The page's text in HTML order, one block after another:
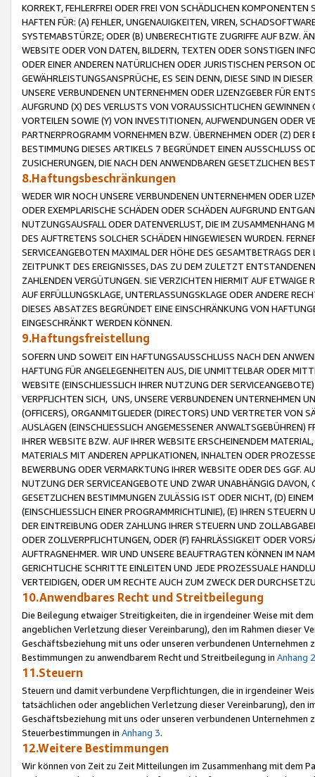
KORREKT, FEHLERFREI ODER FREI VON SCHÄDLICHEN
HAFTEN FÜR: (A) FEHLER, UNGENAUIGKEITEN, VIREN,
SYSTEMABSTÜRZE; ODER (B) UNBERECHTIGTE ZUGRIFFE AUF BZW.
WEBSITE ODER VON DATEN, BILDERN, TEXTEN ODER SONSTIGEN
ODER EINER ANDEREN NATÜRLICHEN ODER JURISTISCHEN PERSON
GEWÄHRLEISTUNGSANSPRÜCHE, ES SEIN DENN, DIESE SIND IN
UNSERE VERBUNDENEN UNTERNEHMEN ODER LIZENZGEBER FÜR
AUFGRUND (X) DES VERLUSTS VON VORAUSSICHTLICHEN
VORTEILEN SOWIE (Y) VON INVESTITIONEN, AUFWENDUNGEN ODER
PARTNERPROGRAMM VORNEHMEN BZW. ÜBERNEHMEN ODER (Z)
BESTIMMUNG DIESES ARTIKELS 7 BEGRÜNDET EINEN AUSSCHLUSS
ZUSICHERUNGEN, DIE NACH DEN ANWENDBAREN GESETZLICHEN
8.Haftungsbeschränkungen
WEDER WIR NOCH UNSERE VERBUNDENEN UNTERNEHMEN ODER
ODER EXEMPLARISCHE SCHÄDEN ODER SCHÄDEN AUFGRUND
NUTZUNGSAUSFALL ODER DATENVERLUST, DIE IM ZUSAMMENHANG
DES AUFTRETENS SOLCHER SCHÄDEN HINGEWIESEN WURDEN.
SERVICEANGEBOTEN MAXIMAL DER HÖHE DES GESAMTBETRAGS
ZEITPUNKT DES EREIGNISSES, DAS ZU DEM ZULETZT
ZAHLENDEN VERGÜTUNGEN. SIE VERZICHTEN HIERMIT AUF
AUF ERFÜLLUNGSKLAGE, UNTERLASSUNGSKLAGE ODER ANDERE
DIESES ABSATZES BEGRÜNDET EINE EINSCHRÄNKUNG VON
EINGESCHRÄNKT WERDEN KÖNNEN.
9.Haftungsfreistellung
SOFERN UND SOWEIT EIN HAFTUNGSAUSSCHLUSS NACH DEN
HAFTUNG FÜR ANGELEGENHEITEN AUS, DIE UNMITTELBAR ODER
WEBSITE (EINSCHLIESSLICH IHRER NUTZUNG DER
VERPFLICHTEN SICH, UNS, UNSERE VERBUNDENEN UNTERNEHMEN
(OFFICERS), ORGANMITGLIEDER (DIRECTORS) UND VERTRETER VON
AUSLAGEN (EINSCHLIESSLICH ANGEMESSENER
IHRER WEBSITE BZW. AUF IHRER WEBSITE ERSCHEINENDEM
MATERIALS MIT ANDEREN APPLIKATIONEN, INHALTEN ODER
BEWERBUNG ODER VERMARKTUNG IHRER WEBSITE ODER DES GGF.
NUTZUNG DER SERVICEANGEBOTE UND ZWAR UNABHÄNGIG
GESETZLICHEN BESTIMMUNGEN ZULÄSSIG IST ODER NICHT, (D)
(EINSCHLIESSLICH EINER PROGRAMMRICHTLINIE), (E) IHREN
DER EINTREIBUNG ODER ZAHLUNG IHRER STEUERN UND
ODER ZOLLVERPFLICHTUNGEN, ODER (F) FAHRLÄSSIGKEIT ODER
AUFTRAGNEHMER. WIR UND UNSERE BEAUFTRAGTEN KÖNNEN IM
GERICHTLICHE SCHRITTE EINLEITEN UND JEDE PROZESSUALE
VERTEIDIGEN, ODER UM RECHTE AUCH ZUM ZWECK DER
10.Anwendbares Recht und Streitbeilegung
Die Beilegung etwaiger Streitigkeiten, die in irgendeiner Weise mit
angeblichen Verletzung dieser Vereinbarung), den im Rahmen dieser
Geschäftsbeziehung mit uns oder unseren verbundenen
Bestimmungen zu anwendbarem Recht und Streitbeilegung in Anhang 2
11.Steuern
Steuern und damit verbundene Verpflichtungen, die in irgendeiner
tatsächlichen oder angeblichen Verletzung dieser Vereinbarung), den
Geschäftsbeziehung mit uns oder unseren verbundenen
Steuerbestimmungen in Anhang 3.
12.Weitere Bestimmungen
Wir können von Zeit zu Zeit Mitteilungen im Zusammenhang mit dem